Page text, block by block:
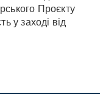
Проєкту
у заході від